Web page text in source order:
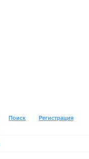
Поиск
Регистрация